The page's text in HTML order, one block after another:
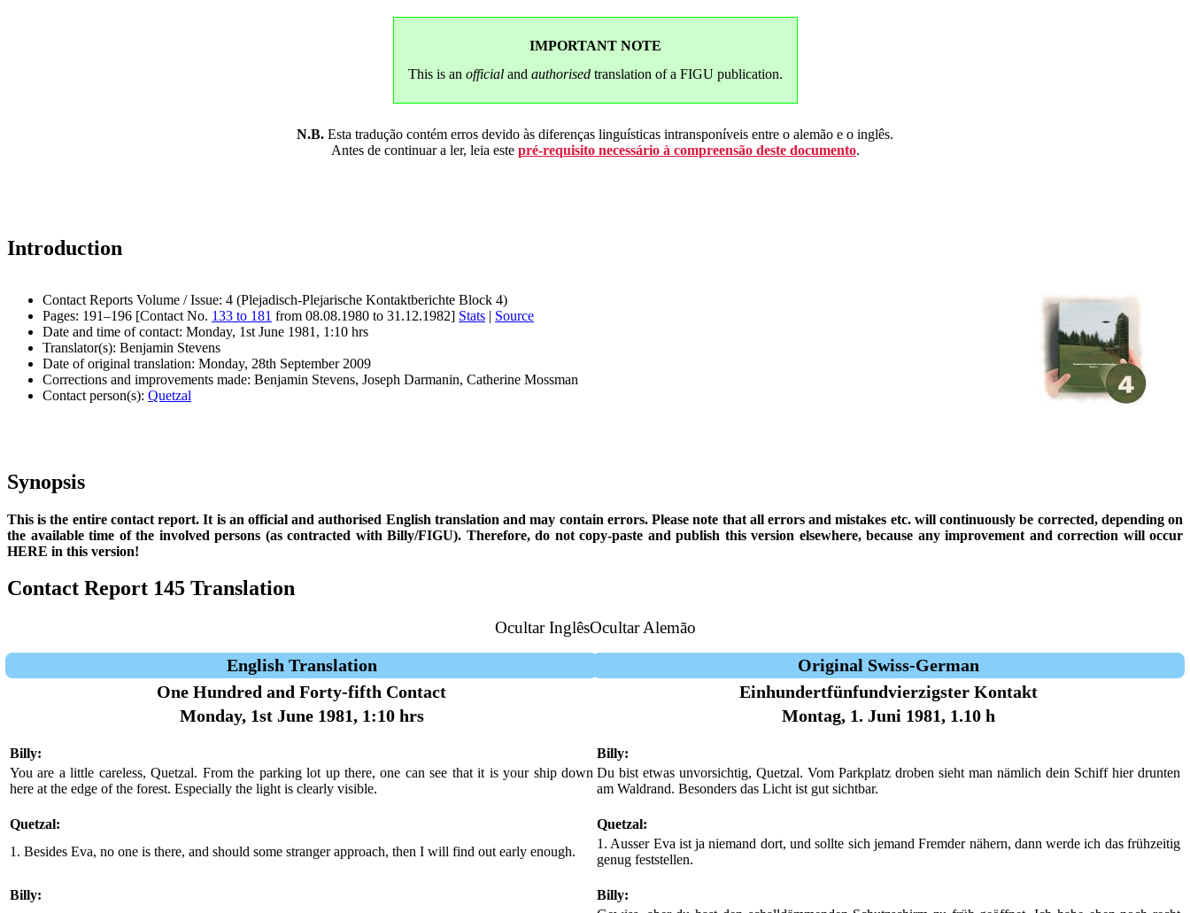
IMPORTANT NOTE
This is an officialand authorisedtranslation of a FIGU publication.
N.B. Esta tradução contém erros devido às diferenças linguísticas intransponíveis entre o alemão e o inglês.
Antes de continuar a ler, leia este pré-requisito necessário à compreensão deste documento.
Introduction
Contact Reports Volume / Issue: 4 (Plejadisch-Plejarische Kontaktberichte Block 4)
Pages: 191–196 [Contact No. 133 to 181 from 08.08.1980 to 31.12.1982] Stats | Source
Date and time of contact: Monday, 1st June 1981, 1:10 hrs
Translator(s): Benjamin Stevens
Date of original translation: Monday, 28th September 2009
Corrections and improvements made: Benjamin Stevens, Joseph Darmanin, Catherine Mossman
Contact person(s): Quetzal
Synopsis
This is the entire contact report. It is an official and authorised English translation and may contain errors. Please note that all errors and mistakes etc. will continuously be corrected, depending on
the available time of the involved persons (as contracted with Billy/FIGU). Therefore, do not copy-paste and publish this version elsewhere, because any improvement and correction will occur
HERE in this version!
Contact Report 145 Translation
Ocultar InglêsOcultar Alemão
English Translation
Original Swiss-German
One Hundred and Forty-fifth Contact
Einhundertfünfundvierzigster Kontakt
Monday, 1st June 1981, 1:10 hrs
Montag, 1. Juni 1981, 1.10 h
Billy:
Billy:
You are a little careless, Quetzal. From the parking lot up there, one can see that it is your ship down
here at the edge of the forest. Especially the light is clearly visible.
Du bist etwas unvorsichtig, Quetzal. Vom Parkplatz droben sieht man nämlich dein Schiff hier drunten
am Waldrand. Besonders das Licht ist gut sichtbar.
Quetzal:
Quetzal:
1. Besides Eva, no one is there, and should some stranger approach, then I will find out early enough.
1. Ausser Eva ist ja niemand dort, und sollte sich jemand Fremder nähern, dann werde ich das frühzeitig
genug feststellen.
Billy:
Billy: